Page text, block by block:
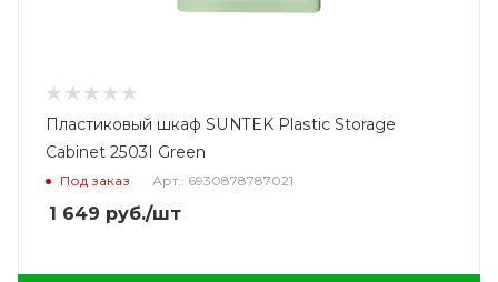
Пластиковый шкаф SUNTEK Plastic Storage
Cabinet 2503I Green
Под заказ Арт.: 6930878787021
1 649 руб./шт